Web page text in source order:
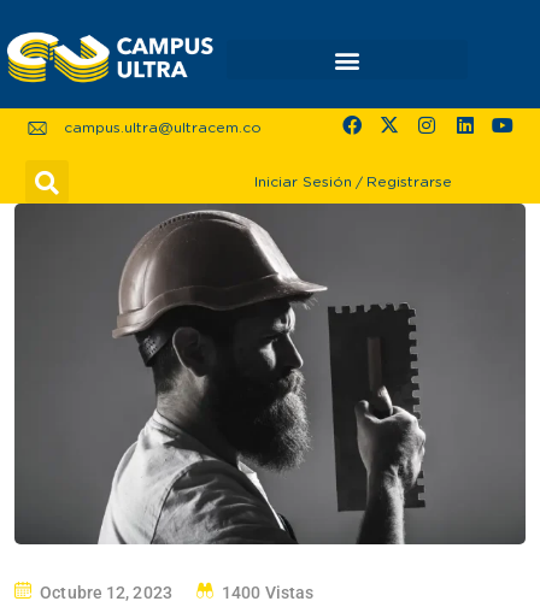
campus.ultra@ultracem.co
Iniciar Sesión / Registrarse
Octubre 12, 2023 1400 Vistas